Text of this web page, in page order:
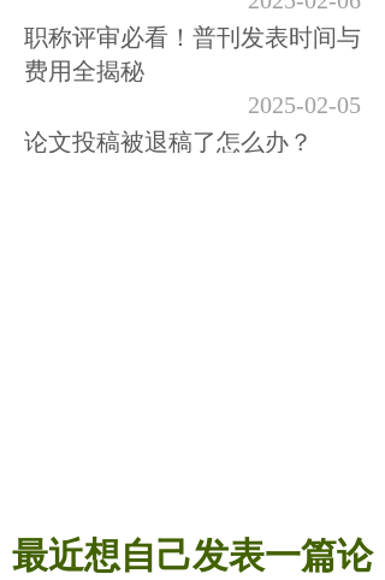
职称评审必看！普刊发表时间与
费用全揭秘
2025-02-05
论文投稿被退稿了怎么办？
物，能不能发？
最近想自己发表一篇论